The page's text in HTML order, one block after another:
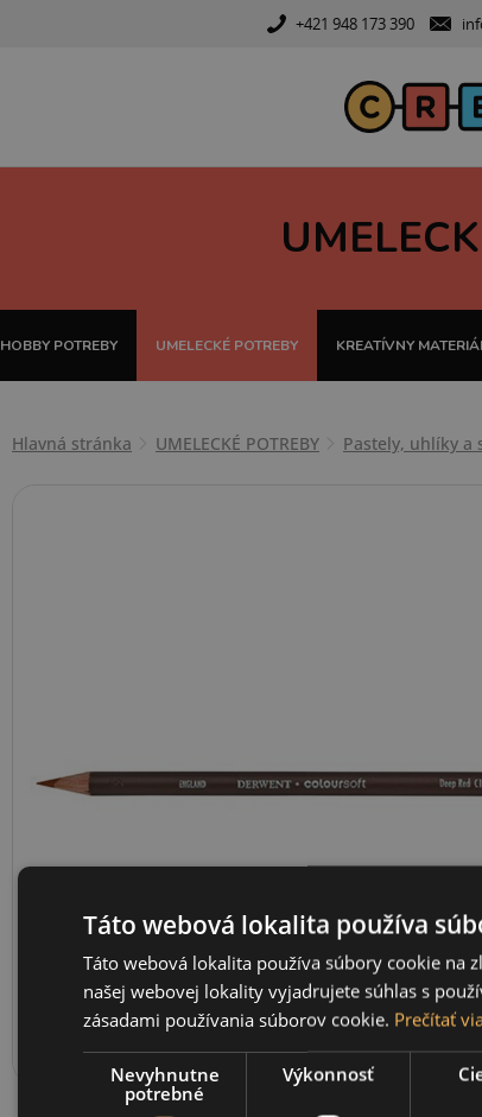
+421 948 173 390
HOBBY POTREBY UMELECKÉ POTREBY KREATÍVNY
Hlavná stránka UMELECKÉ POTREBY Pastely, uhlíky a
Táto webová lokalita používa
Táto webová lokalita používa súbory cookie na
našej webovej lokality vyjadrujete súhlas s
zásadami používania súborov cookie. Prečítať
Nevyhnutne
potrebné
Výkonnosť